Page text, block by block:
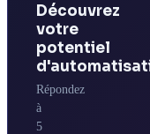
Découvrez
votre
potentiel
Répondez
à
5